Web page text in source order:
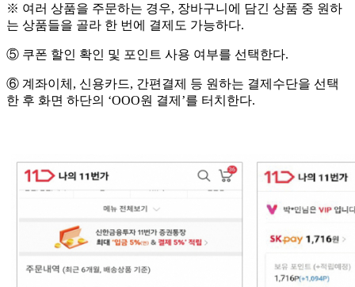
※ 여러 상품을 주문하는 경우, 장바구니에 담긴 상품 중 원하
는 상품들을 골라 한 번에 결제도 가능하다.
⑤ 쿠폰 할인 확인 및 포인트 사용 여부를 선택한다.
⑥ 계좌이체, 신용카드, 간편결제 등 원하는 결제수단을 선택
한 후 화면 하단의 ‘OOO원 결제’를 터치한다.